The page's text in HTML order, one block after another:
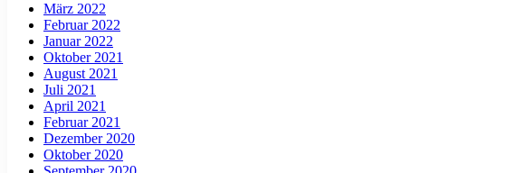
März 2022
Februar 2022
Januar 2022
Oktober 2021
August 2021
Juli 2021
April 2021
Februar 2021
Dezember 2020
Oktober 2020